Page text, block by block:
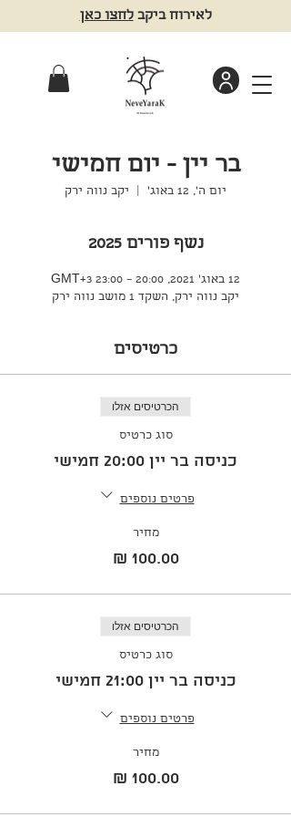
לאירוח ביקבלחצו כאן
בר יין - יום חמישי
יום ה׳, 12 באוג׳ יקב נווה ירק
נשף פורים 2025
12 באוג׳ 2021, 20:00 – 23:00 GMT‎+3‎
יקב נווה ירק, השקד 1 מושב נווה ירק
כרטיסים
הכרטיסים אזלו
סוג כרטיס
כניסה בר יין 20:00 חמישי
פרטים נוספים
מחיר
‏100.00 ‏₪
הכרטיסים אזלו
סוג כרטיס
כניסה בר יין 21:00 חמישי
פרטים נוספים
מחיר
‏100.00 ‏₪